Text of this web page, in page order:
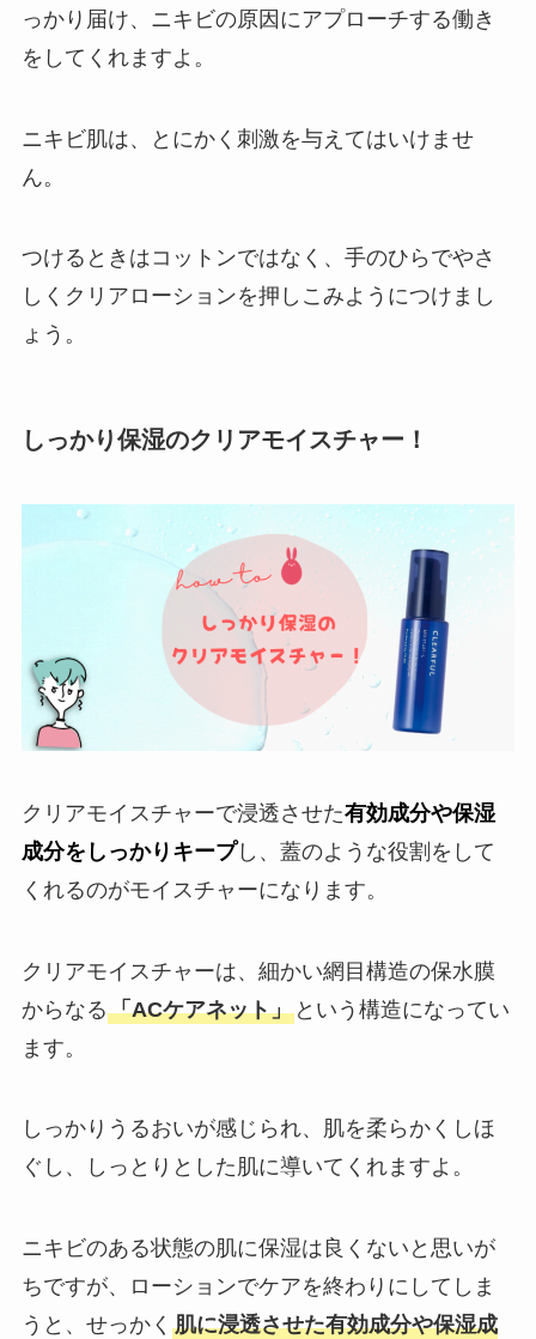
っかり届け、ニキビの原因にアプローチする働き
をしてくれますよ。
ニキビ肌は、とにかく刺激を与えてはいけませ
ん。
つけるときはコットンではなく、手のひらでやさ
しくクリアローションを押しこみようにつけまし
ょう。
しっかり保湿のクリアモイスチャー！
クリアモイスチャーで浸透させた有効成分や保湿
成分をしっかりキープし、蓋のような役割をして
くれるのがモイスチャーになります。
クリアモイスチャーは、細かい網目構造の保水膜
からなる「ACケアネット」という構造になってい
ます。
しっかりうるおいが感じられ、肌を柔らかくしほ
ぐし、しっとりとした肌に導いてくれますよ。
ニキビのある状態の肌に保湿は良くないと思いが
ちですが、ローションでケアを終わりにしてしま
うと、せっかく 肌に浸透させた有効成分や保湿成